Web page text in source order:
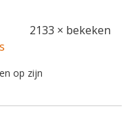
2133 × bekeken
op zijn